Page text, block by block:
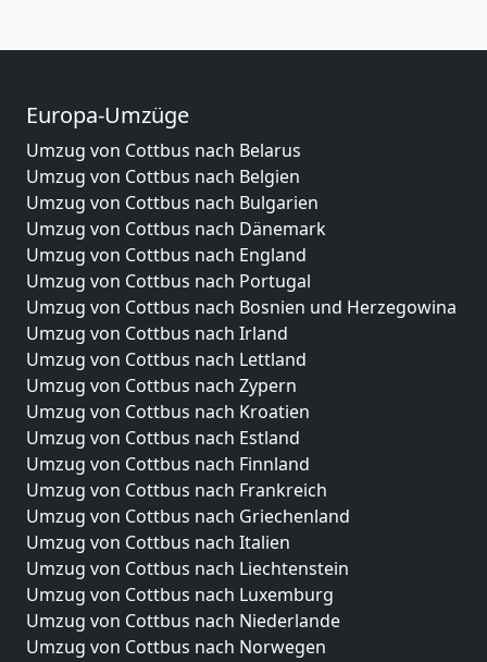
Europa-Umzüge
Umzug von Cottbus nach Belarus
Umzug von Cottbus nach Belgien
Umzug von Cottbus nach Bulgarien
Umzug von Cottbus nach Dänemark
Umzug von Cottbus nach England
Umzug von Cottbus nach Portugal
Umzug von Cottbus nach Bosnien und Herzegowina
Umzug von Cottbus nach Irland
Umzug von Cottbus nach Lettland
Umzug von Cottbus nach Zypern
Umzug von Cottbus nach Kroatien
Umzug von Cottbus nach Estland
Umzug von Cottbus nach Finnland
Umzug von Cottbus nach Frankreich
Umzug von Cottbus nach Griechenland
Umzug von Cottbus nach Italien
Umzug von Cottbus nach Liechtenstein
Umzug von Cottbus nach Luxemburg
Umzug von Cottbus nach Niederlande
Umzug von Cottbus nach Norwegen